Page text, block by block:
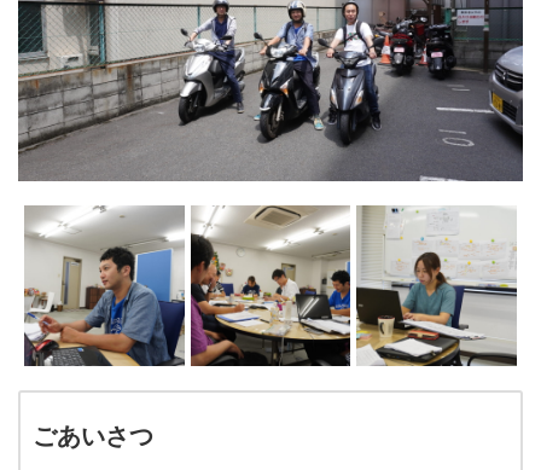
プライバシーポリシー
介護サービス
訪問介護
訪問介護のサービス提供までの流れ
訪問看護
訪問看護のサービス提供までの流れ
通所介護(デイサービス)
1日の過ごし方
ごあいさつ